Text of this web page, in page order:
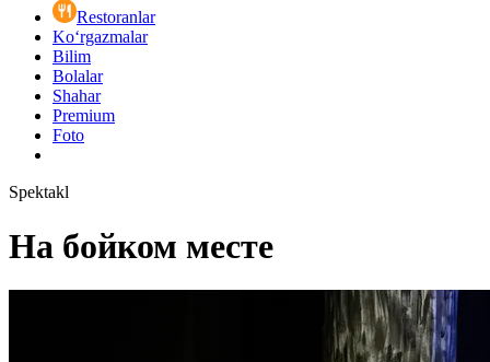
Restoranlar
Ko‘rgazmalar
Bilim
Bolalar
Shahar
Premium
Foto
Spektakl
На бойком месте